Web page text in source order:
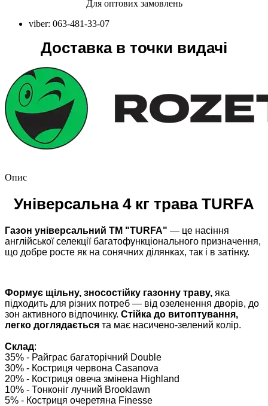
Для оптових замовлень
viber: 063-481-33-07
Доставка в точки видачі
Опис
Універсальна 4 кг трава TURFA
Газон універсальний ТМ "TURFA" — це насіння
англійської селекції багатофункціонального призначення,
що добре росте як на сонячних ділянках, так і в затінку.
Формує щільну, зносостійку газонну траву, яка
підходить для різних потреб — від озеленення дворів, до
зон активного відпочинку. Стійка до витоптування,
легко доглядається та має насичено-зелений колір.
Склад:
35% - Райграс багаторічний Double
30% - Костриця червона Casanova
20% - Костриця овеча змінена Highland
10% - Тонконіг лучний Brooklawn
5% - Костриця очеретяна Finesse